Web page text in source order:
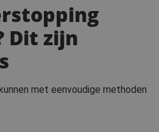
Dit zijn
met eenvoudige methoden